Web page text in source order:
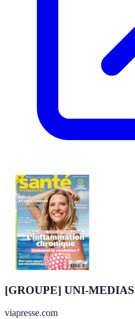
[GROUPE] UNI-MEDIAS
viapresse.com